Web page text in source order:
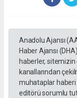
Anadolu Ajansı
Haber Ajansı
haberler,
kanallarından
muhataplar
editörü sorumlu